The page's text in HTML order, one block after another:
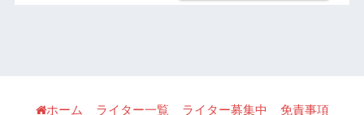
ホーム ライター一覧 ライター募集中 免責事項